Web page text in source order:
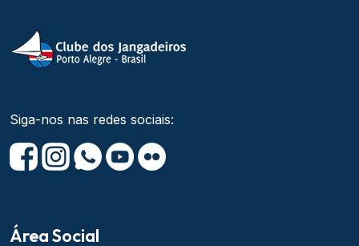
Siga-nos nas redes sociais:
Área Social